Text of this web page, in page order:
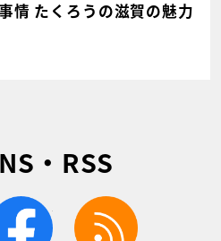
情 たくろうの滋賀の魅力
・RSS
facebook